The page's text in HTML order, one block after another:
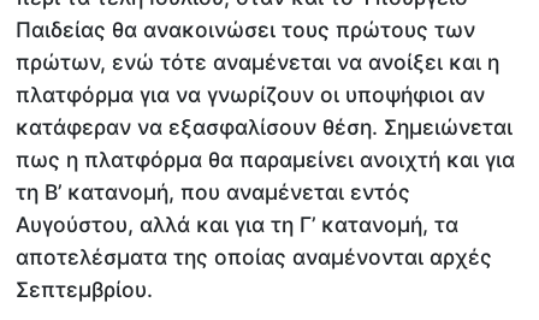
Παιδείας θα ανακοινώσει τους πρώτους των
πρώτων, ενώ τότε αναμένεται να ανοίξει και η
πλατφόρμα για να γνωρίζουν οι υποψήφιοι αν
κατάφεραν να εξασφαλίσουν θέση. Σημειώνεται
πως η πλατφόρμα θα παραμείνει ανοιχτή και για
τη Β’ κατανομή, που αναμένεται εντός
Αυγούστου, αλλά και για τη Γ’ κατανομή, τα
αποτελέσματα της οποίας αναμένονται αρχές
Σεπτεμβρίου.